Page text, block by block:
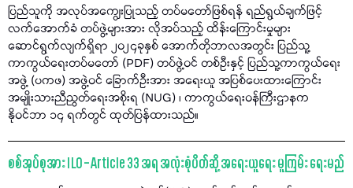
ပြည်သူကို အလုပ်အကျွေးပြုသည့် တပ်မတော်ဖြစ်ရန် ရည်ရွယ်ချက်ဖြင့်
လက်အောက်ခံ တပ်ဖွဲ့များအား လိုအပ်သည့် ထိန်းကြောင်းမှုများ
ဆောင်ရွက်လျက်ရှိရာ ၂၀၂၄ခုနှစ် အောက်တိုဘာလအတွင်း ပြည်သူ့
ကာကွယ်ရေးတပ်မတော် (PDF) တပ်ဖွဲ့ဝင် တစ်ဦးနှင့် ပြည်သူ့ကာကွယ်ရေး
အဖွဲ့ (ပကဖ) အဖွဲ့ဝင် ခြောက်ဦးအား အရေးယူ အပြစ်ပေးထားကြောင်း
အမျိုးသားညီညွတ်ရေးအစိုးရ (NUG) ၊ ကာကွယ်ရေးဝန်ကြီးဌာနက
နိုဝင်ဘာ ၁၄ ရက်တွင် ထုတ်ပြန်ထားသည်။
စစ်အုပ်စုအား ILO – Article 33 အရ အလုံးစုံပိတ်ဆို့ အရေးယူရေး မူကြမ်း ရေးမည်